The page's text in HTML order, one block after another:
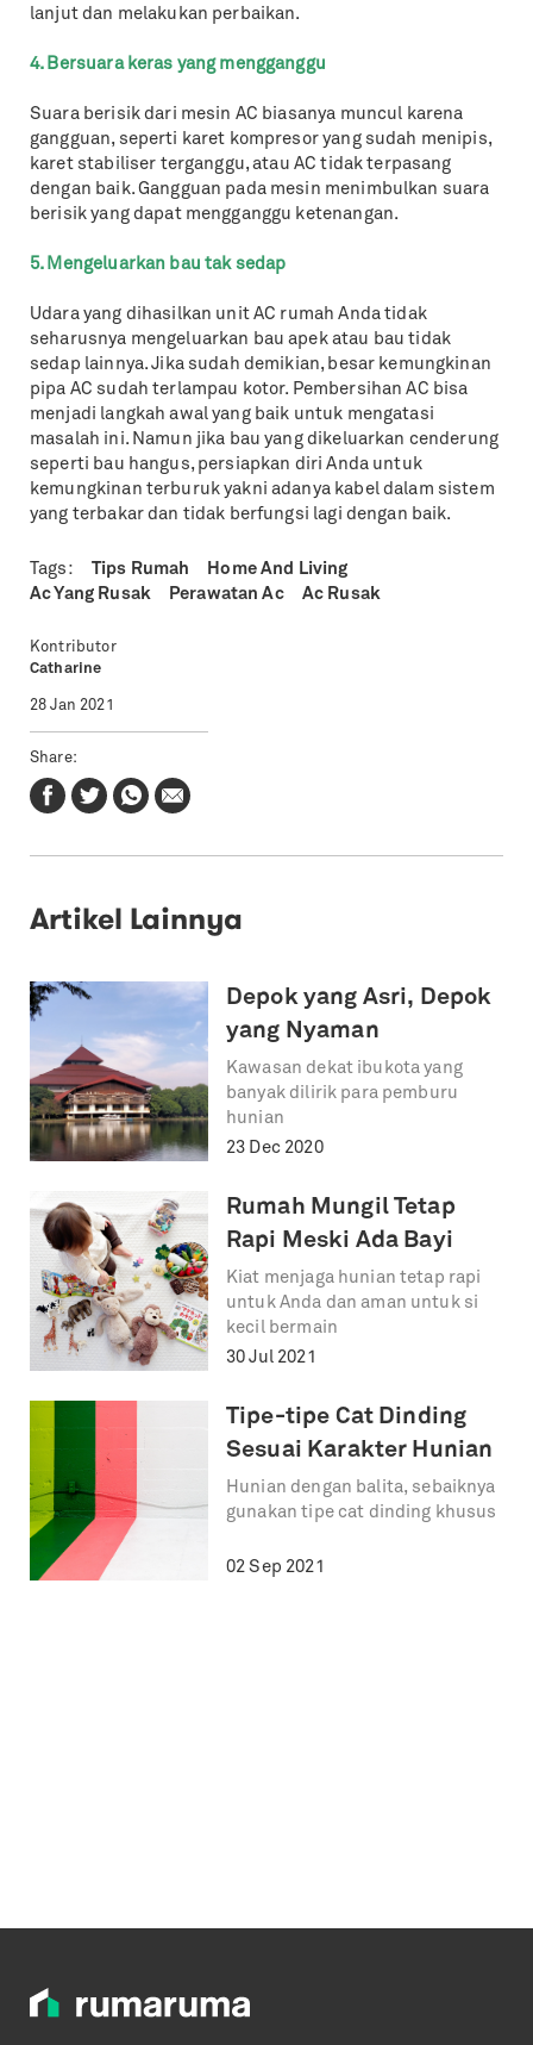
lanjut dan melakukan perbaikan.
4. Bersuara keras yang mengganggu
Suara berisik dari mesin AC biasanya muncul karena
gangguan, seperti karet kompresor yang sudah menipis,
karet stabiliser terganggu, atau AC tidak terpasang
dengan baik. Gangguan pada mesin menimbulkan suara
berisik yang dapat mengganggu ketenangan.
5. Mengeluarkan bau tak sedap
Udara yang dihasilkan unit AC rumah Anda tidak
seharusnya mengeluarkan bau apek atau bau tidak
sedap lainnya. Jika sudah demikian, besar kemungkinan
pipa AC sudah terlampau kotor. Pembersihan AC bisa
menjadi langkah awal yang baik untuk mengatasi
masalah ini. Namun jika bau yang dikeluarkan cenderung
seperti bau hangus, persiapkan diri Anda untuk
kemungkinan terburuk yakni adanya kabel dalam sistem
yang terbakar dan tidak berfungsi lagi dengan baik.
Tags: Tips Rumah
Home And Living
Ac Yang Rusak
Perawatan Ac Ac Rusak
Kontributor
Catharine
28 Jan 2021
Share:
Artikel Lainnya
Depok yang Asri, Depok
yang Nyaman
Kawasan dekat ibukota yang
banyak dilirik para pemburu
hunian
23 Dec 2020
Rumah Mungil Tetap
Rapi Meski Ada Bayi
Kiat menjaga hunian tetap rapi
untuk Anda dan aman untuk si
kecil bermain
30 Jul 2021
Tipe-tipe Cat Dinding
Sesuai Karakter Hunian
Hunian dengan balita, sebaiknya
gunakan tipe cat dinding khusus
02 Sep 2021